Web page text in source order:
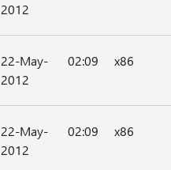
2012
22-May-
2012
02:09 x86
22-May-
2012
02:09 x86